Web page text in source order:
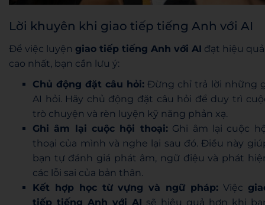
Lời khuyên khi giao tiếp tiếng Anh với AI
Để việc luyện giao tiếp tiếng Anh với AI đạt hiệu quả
cao nhất, bạn cần lưu ý:
Chủ động đặt câu hỏi: Đừng chỉ trả lời những
AI hỏi. Hãy chủ động đặt câu hỏi để duy trì
trò chuyện và rèn luyện kỹ năng phản xạ.
Ghi âm lại cuộc hội thoại:Ghi âm lại cuộc
thoại của mình và nghe lại sau đó. Điều này
bạn tự đánh giá phát âm, ngữ điệu và phát
các lỗi sai của bản thân.
Kết hợp học từ vựng và ngữ pháp:Việc
tiếp tiếng Anh với AI sẽ hiệu quả hơn khi